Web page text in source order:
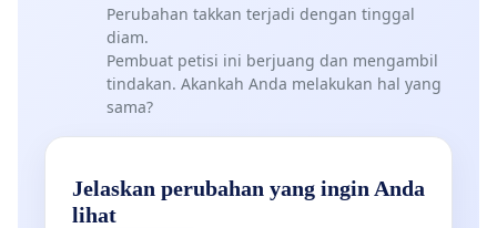
Perubahan takkan terjadi dengan tinggal
diam.
Pembuat petisi ini berjuang dan mengambil
tindakan. Akankah Anda melakukan hal yang
sama?
Jelaskan perubahan yang ingin Anda
lihat